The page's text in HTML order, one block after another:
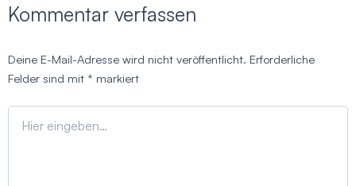
Kommentar verfassen
Deine E-Mail-Adresse wird nicht veröffentlicht. Erforderliche
Felder sind mit * markiert
Hier
eingeben…